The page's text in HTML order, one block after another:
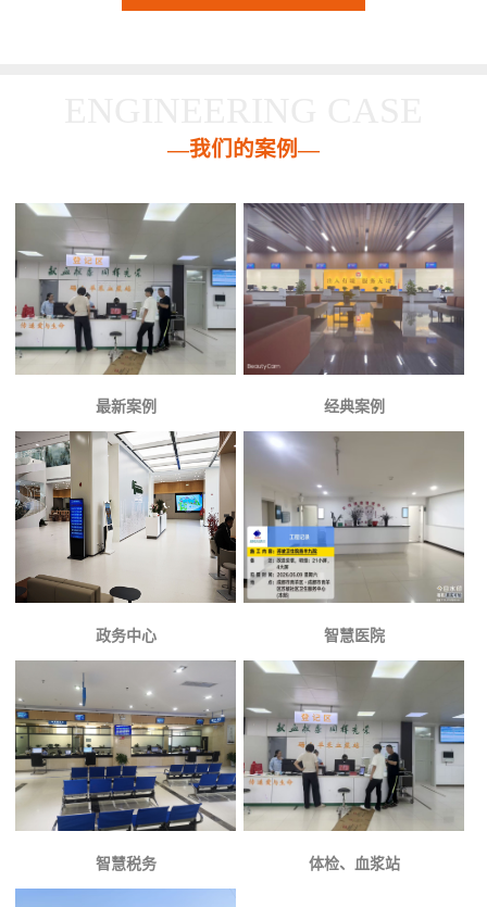
—我们的案例—
最新案例 经典案例
政务中心 智慧医院
智慧税务 体检、血浆站